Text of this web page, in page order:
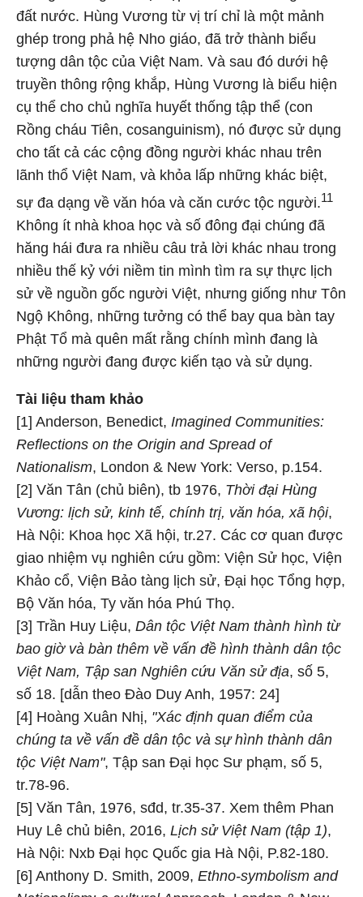
đất nước. Hùng Vương từ vị trí chỉ là một mảnh
ghép trong phả hệ Nho giáo, đã trở thành biểu
tượng dân tộc của Việt Nam. Và sau đó dưới hệ
truyền thông rộng khắp, Hùng Vương là biểu hiện
cụ thể cho chủ nghĩa huyết thống tập thể (con
Rồng cháu Tiên, cosanguinism), nó được sử dụng
cho tất cả các cộng đồng người khác nhau trên
lãnh thổ Việt Nam, và khỏa lấp những khác biệt,
sự đa dạng về văn hóa và căn cước tộc người.11
Không ít nhà khoa học và số đông đại chúng đã
hăng hái đưa ra nhiều câu trả lời khác nhau trong
nhiều thế kỷ với niềm tin mình tìm ra sự thực lịch
sử về nguồn gốc người Việt, nhưng giống như Tôn
Ngộ Không, những tưởng có thể bay qua bàn tay
Phật Tổ mà quên mất rằng chính mình đang là
những người đang được kiến tạo và sử dụng.
Tài liệu tham khảo
[1] Anderson, Benedict, Imagined Communities:
Reflections on the Origin and Spread of
Nationalism, London & New York: Verso, p.154.
[2] Văn Tân (chủ biên), tb 1976, Thời đại Hùng
Vương: lịch sử, kinh tế, chính trị, văn hóa, xã hội,
Hà Nội: Khoa học Xã hội, tr.27. Các cơ quan được
giao nhiệm vụ nghiên cứu gồm: Viện Sử học, Viện
Khảo cổ, Viện Bảo tàng lịch sử, Đại học Tổng hợp,
Bộ Văn hóa, Ty văn hóa Phú Thọ.
[3] Trần Huy Liệu, Dân tộc Việt Nam thành hình từ
bao giờ và bàn thêm về vấn đề hình thành dân tộc
Việt Nam, Tập san Nghiên cứu Văn sử địa, số 5,
số 18. [dẫn theo Đào Duy Anh, 1957: 24]
[4] Hoàng Xuân Nhị, "Xác định quan điểm của
chúng ta về vấn đề dân tộc và sự hình thành dân
tộc Việt Nam", Tập san Đại học Sư phạm, số 5,
tr.78-96.
[5] Văn Tân, 1976, sđd, tr.35-37. Xem thêm Phan
Huy Lê chủ biên, 2016, Lịch sử Việt Nam (tập 1),
Hà Nội: Nxb Đại học Quốc gia Hà Nội, P.82-180.
[6] Anthony D. Smith, 2009, Ethno-symbolism and